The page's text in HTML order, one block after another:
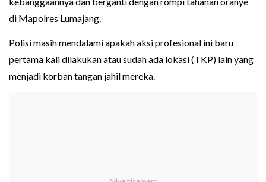
di Mapolres Lumajang.
Polisi masih mendalami apakah aksi profesional ini baru
pertama kali dilakukan atau sudah ada lokasi (TKP) lain yang
menjadi korban tangan jahil mereka.